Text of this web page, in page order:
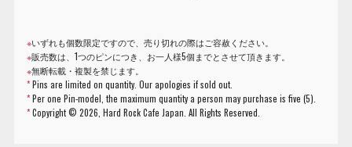
※いずれも個数限定ですので、売り切れの際はご容赦ください。
※販売数は、1つのピンにつき、お一人様5個までとさせて頂きます。
※無断転載・複製を禁じます。
*Pins are limited on quantity. Our apologies if sold out.
*Per one Pin-model, the maximum quantity a person may purchase is five (5).
*Copyright ©2026, Hard Rock Cafe Japan. All Rights Reserved.